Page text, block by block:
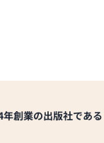
年創業の出版社である